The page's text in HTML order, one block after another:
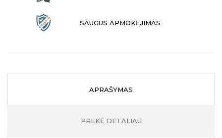
SAUGUS APMOKĖJIMAS
APRAŠYMAS
PREKĖ DETALIAU